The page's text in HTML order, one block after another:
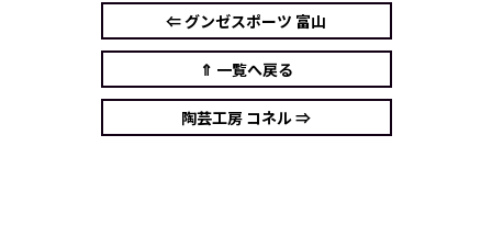
⇐ グンゼスポーツ 富山
⇑ 一覧へ戻る
陶芸工房 コネル ⇒